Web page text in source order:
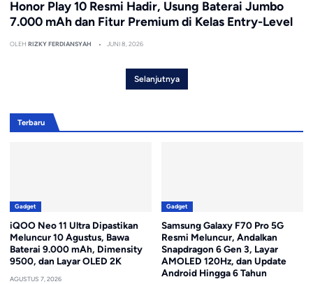
Honor Play 10 Resmi Hadir, Usung Baterai Jumbo
7.000 mAh dan Fitur Premium di Kelas Entry-Level
OLEH RIZKY FERDIANSYAH JUNI 8, 2026
Selanjutnya
Terbaru
Gadget
iQOO Neo 11 Ultra Dipastikan
Meluncur 10 Agustus, Bawa
Baterai 9.000 mAh, Dimensity
9500, dan Layar OLED 2K
AGUSTUS 7, 2026
Gadget
Samsung Galaxy F70 Pro 5G
Resmi Meluncur, Andalkan
Snapdragon 6 Gen 3, Layar
AMOLED 120Hz, dan Update
Android Hingga 6 Tahun